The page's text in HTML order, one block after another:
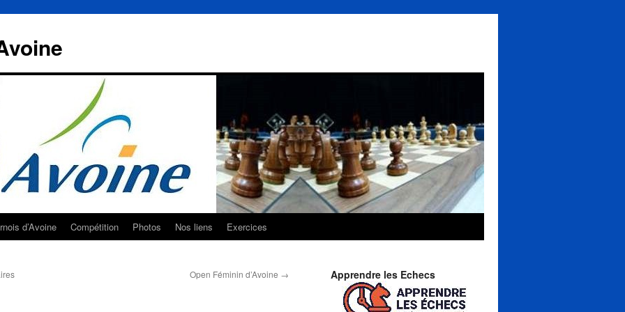
d’Avoine Compétition Photos Nos liens Exercices
Open Féminin d’Avoine → Apprendre les Echecs